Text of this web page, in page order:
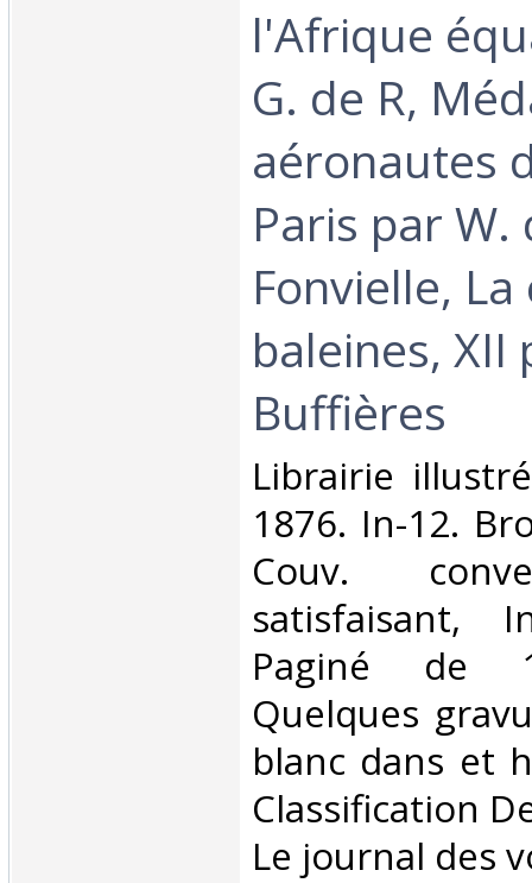
l'Afrique
G. de R,
aéronautes
Paris par W.
Fonvielle,
baleines, XII
Buffières‎
‎Librairie
1876. In-12.
Couv.
satisfaisant,
Paginé de
Quelques
blanc dans et
Classification
Le journal des